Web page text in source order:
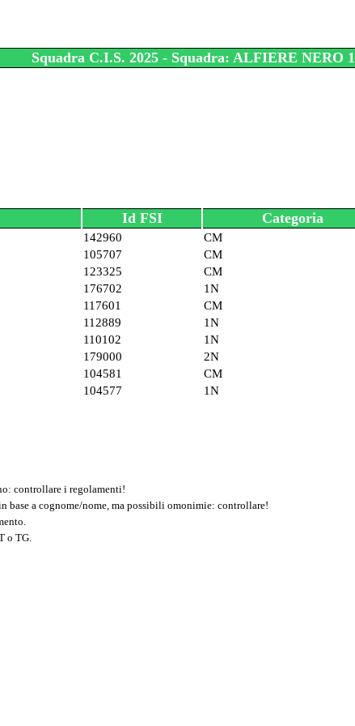
Squadra C.I.S. 2025 - Squadra: ALFIERE NERO 1
Id FSI Categoria
142960 CM
105707 CM
123325 CM
176702 1N
117601 CM
112889 1N
110102 1N
179000 2N
104581 CM
104577 1N
controllare i regolamenti!
base a cognome/nome, ma possibili omonimie: controllare!
o TG.